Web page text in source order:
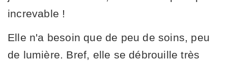
increvable !
Elle n'a besoin que de peu de soins, peu
de lumière. Bref, elle se débrouille très